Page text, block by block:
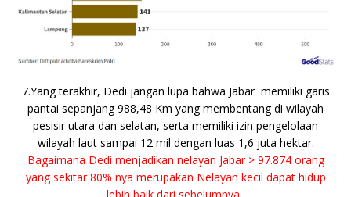
7.Yang terakhir, Dedi jangan lupa bahwa Jabar memiliki garis
pantai sepanjang 988,48 Km yang membentang di wilayah
pesisir utara dan selatan, serta memiliki izin pengelolaan
wilayah laut sampai 12 mil dengan luas 1,6 juta hektar.
Bagaimana Dedi menjadikan nelayan Jabar > 97.874 orang
yang sekitar 80% nya merupakan Nelayan kecil dapat hidup